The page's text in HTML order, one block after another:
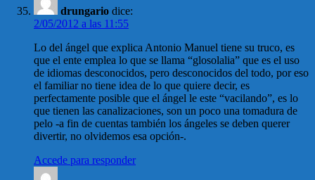
drungario dice:
2/05/2012 a las 11:55
Lo del ángel que explica Antonio Manuel tiene su truco, es
que el ente emplea lo que se llama “glosolalia” que es el uso
de idiomas desconocidos, pero desconocidos del todo, por eso
el familiar no tiene idea de lo que quiere decir, es
perfectamente posible que el ángel le este “vacilando”, es lo
que tienen las canalizaciones, son un poco una tomadura de
pelo -a fin de cuentas también los ángeles se deben querer
divertir, no olvidemos esa opción-.
Accede para responder